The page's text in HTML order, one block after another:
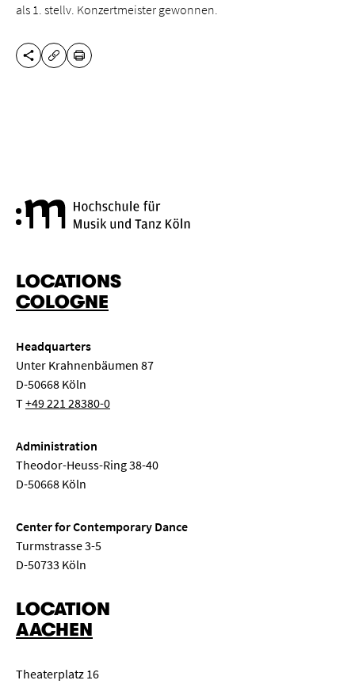
als 1. stellv. Konzertmeister gewonnen.
SHARE THIS PAGE
COPY URL
PRINT
LOCATIONS
COLOGNE
Headquarters
Unter Krahnenbäumen 87
D-50668 Köln
T+49 221 28380-0
Administration
Theodor-Heuss-Ring 38-40
D-50668 Köln
Center for Contemporary Dance
Turmstrasse 3-5
D-50733 Köln
LOCATION
AACHEN
Theaterplatz 16